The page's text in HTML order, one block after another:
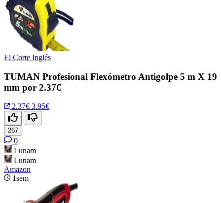
El Corte Inglés
TUMAN Profesional Flexómetro Antigolpe 5 m X 19
mm por 2.37€
2.37€ 3.95€
267
0
Lunam
Lunam
Amazon
1sem